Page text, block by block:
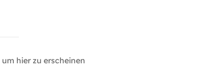
um hier zu erscheinen